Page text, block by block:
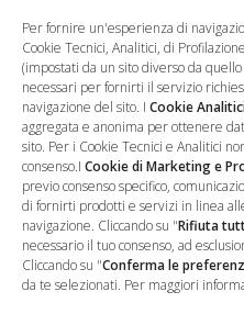
Per fornire un'esperienza di
Cookie Tecnici, Analitici, di
(impostati da un sito diverso da quello
necessari per fornirti il servizio
navigazione del sito. I Cookie
aggregata e anonima per ottenere
sito. Per i Cookie Tecnici e Analitici
consenso.I Cookie di Marketing e
previo consenso specifico,
di fornirti prodotti e servizi in linea
navigazione. Cliccando su "Rifiuta
necessario il tuo consenso, ad
Cliccando su "Conferma le
da te selezionati. Per maggiori
Tracciabilità e Sanzioni
Fissa il Principio sul
Cumulo delle
…